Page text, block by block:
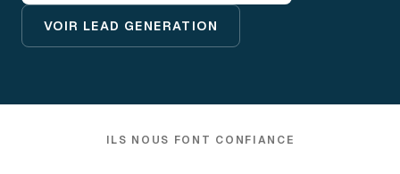
VOIR LEAD GENERATION
ILS NOUS FONT CONFIANCE